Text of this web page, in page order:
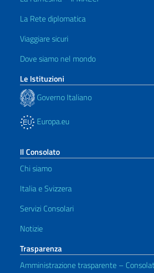
La Rete diplomatica
Viaggiare sicuri
Dove siamo nel mondo
Le Istituzioni
Governo Italiano
Europa.eu
Il Consolato
Chi siamo
Italia e Svizzera
Servizi Consolari
Notizie
Trasparenza
Amministrazione trasparente –